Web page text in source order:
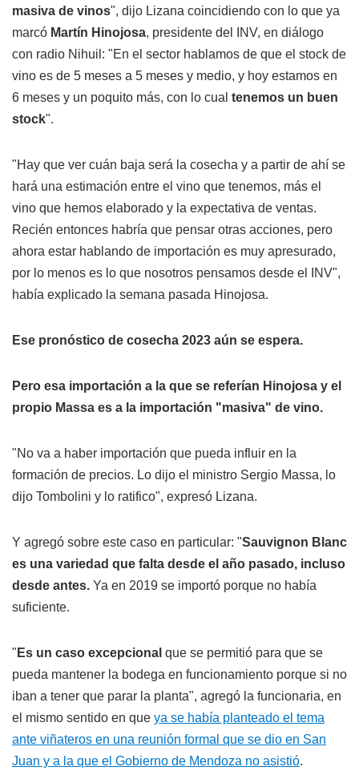
masiva de vinos", dijo Lizana coincidiendo con lo que ya
marcó Martín Hinojosa, presidente del INV, en diálogo
con radio Nihuil: "En el sector hablamos de que el stock de
vino es de 5 meses a 5 meses y medio, y hoy estamos en
6 meses y un poquito más, con lo cual tenemos un buen
stock".
"Hay que ver cuán baja será la cosecha y a partir de ahí se
hará una estimación entre el vino que tenemos, más el
vino que hemos elaborado y la expectativa de ventas.
Recién entonces habría que pensar otras acciones, pero
ahora estar hablando de importación es muy apresurado,
por lo menos es lo que nosotros pensamos desde el INV",
había explicado la semana pasada Hinojosa.
Ese pronóstico de cosecha 2023 aún se espera.
Pero esa importación a la que se referían Hinojosa y el
propio Massa es a la importación "masiva" de vino.
"No va a haber importación que pueda influir en la
formación de precios. Lo dijo el ministro Sergio Massa, lo
dijo Tombolini y lo ratifico", expresó Lizana.
Y agregó sobre este caso en particular: "Sauvignon Blanc
es una variedad que falta desde el año pasado, incluso
desde antes. Ya en 2019 se importó porque no había
suficiente.
" Es un caso excepcional que se permitió para que se
pueda mantener la bodega en funcionamiento porque si no
iban a tener que parar la planta", agregó la funcionaria, en
el mismo sentido en que ya se había planteado el tema
ante viñateros en una reunión formal que se dio en San
Juan y a la que el Gobierno de Mendoza no asistió.